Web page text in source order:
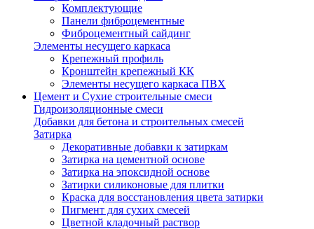
Комплектующие
Панели фиброцементные
Фиброцементный сайдинг
Элементы несущего каркаса
Крепежный профиль
Кронштейн крепежный КК
Элементы несущего каркаса ПВХ
Цемент и Сухие строительные смеси
Гидроизоляционные смеси
Добавки для бетона и строительных смесей
Затирка
Декоративные добавки к затиркам
Затирка на цементной основе
Затирка на эпоксидной основе
Затирки силиконовые для плитки
Краска для восстановления цвета затирки
Пигмент для сухих смесей
Цветной кладочный раствор